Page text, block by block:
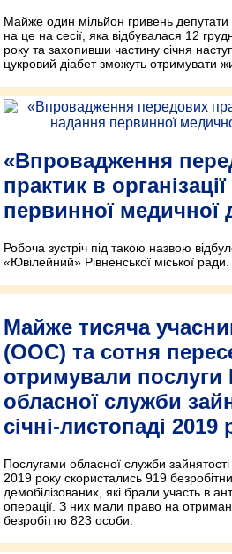
Майже один мільйон гривень депутати
на це на сесії, яка відбувалася 12
року та захопивши частину січня
цукровий діабет зможуть отримувати
«Впровадження
практик в
первинної медичної
Робоча зустріч під такою назвою
«Ювілейний» Рівненської міської ради.
Майже тисяча
(ООС) та сотня
отримували послуги
обласної служби
січні-листопаді 2019
Послугами обласної служби зайнятості
2019 року скористались 919
демобілізованих, які брали участь в
операції. З них мали право на
безробіттю 823 особи.